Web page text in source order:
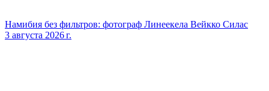
Намибия без фильтров: фотограф Линеекела Вейкко Силас
3 августа 2026 г.